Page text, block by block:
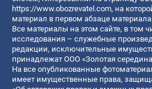
https://www.obozrevatel.com, на
материал в первом абзаце материала.
Все материалы на этом сайте, в том
исследования – служебные
редакции, исключительные
принадлежат ООО «Золотая
На все опубликованные
имеет имущественные права,